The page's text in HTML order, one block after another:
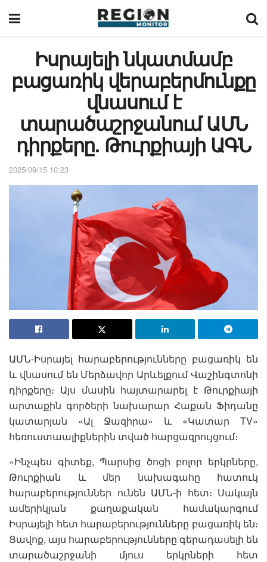
Իսրայելի նկատմամբ
բացառիկ վերաբերմունքը
վնասում է
տարածաշրջանում ԱՄՆ
դիրքերը. Թուրքիայի ԱԳՆ
2025/09/15 10:23
ԱՄՆ-Իսրայել հարաբերությունները բացառիկ են
և վնասում են Մերձավոր Արևելքում Վաշինգտոնի
դիրքերը։ Այս մասին հայտարարել է Թուրքիայի
արտաքին գործերի նախարար Հաքան Ֆիդանը
կատարյան «Ալ Ջազիրա» և «Կատար TV»
հեռուստաալիքներին տված հարցազրույցում։
«Ինչպես գիտեք, Պարսից ծոցի բոլոր երկրները,
Թուրքիան և մեր նախագահը հատուկ
հարաբերություններ ունեն ԱՄՆ-ի հետ։ Սակայն
ամերիկյան քաղաքական համակարգում
Իսրայելի հետ հարաբերությունները բացառիկ են։
Ցավոք, այս հարաբերությունները գերադասելի են
տարածաշրջանի մյուս երկրների հետ